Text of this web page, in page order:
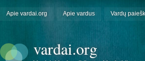
Apie vardai.org Apie vardus Vardų
vardai.org